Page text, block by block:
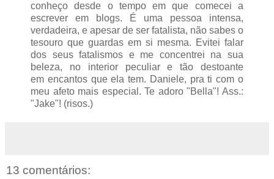
conheço desde o tempo em que comecei a
escrever em blogs. É uma pessoa intensa,
verdadeira, e apesar de ser fatalista, não sabes o
tesouro que guardas em si mesma. Evitei falar
dos seus fatalismos e me concentrei na sua
beleza, no interior peculiar e tão destoante
em encantos que ela tem. Daniele, pra ti com o
meu afeto mais especial. Te adoro "Bella"! Ass.:
"Jake"! (risos.)
13 comentários: